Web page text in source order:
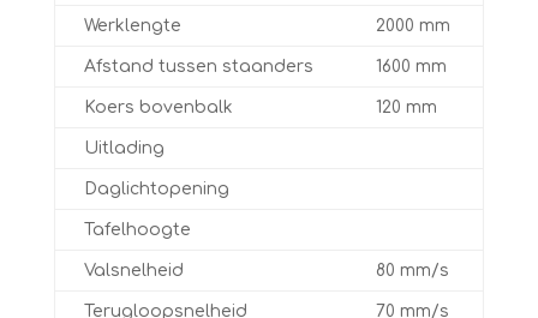
Werklengte 2000 mm
Afstand tussen staanders 1600 mm
Koers bovenbalk 120 mm
Uitlading
Daglichtopening
Tafelhoogte
Valsnelheid 80 mm/s
Terugloopsnelheid 70 mm/s